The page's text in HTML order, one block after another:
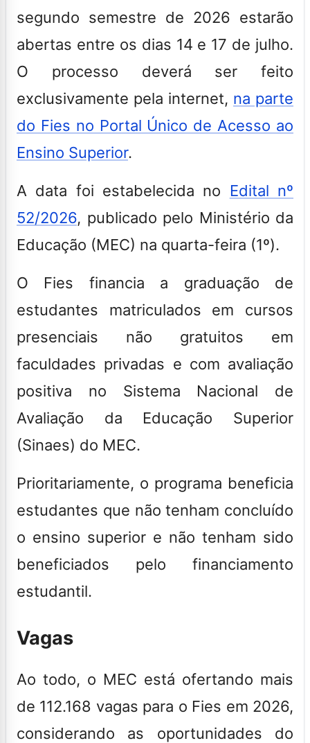
segundo semestre de 2026 estarão
abertas entre os dias 14 e 17 de julho.
O processo deverá ser feito
exclusivamente pela internet, na parte
do Fies no Portal Único de Acesso ao
Ensino Superior.
A data foi estabelecida no Edital nº
52/2026, publicado pelo Ministério da
Educação (MEC) na quarta-feira (1º).
O Fies financia a graduação de
estudantes matriculados em cursos
presenciais não gratuitos em
faculdades privadas e com avaliação
positiva no Sistema Nacional de
Avaliação da Educação Superior
(Sinaes) do MEC.
Prioritariamente, o programa beneficia
estudantes que não tenham concluído
o ensino superior e não tenham sido
beneficiados pelo financiamento
estudantil.
Vagas
Ao todo, o MEC está ofertando mais
de 112.168 vagas para o Fies em 2026,
considerando as oportunidades do